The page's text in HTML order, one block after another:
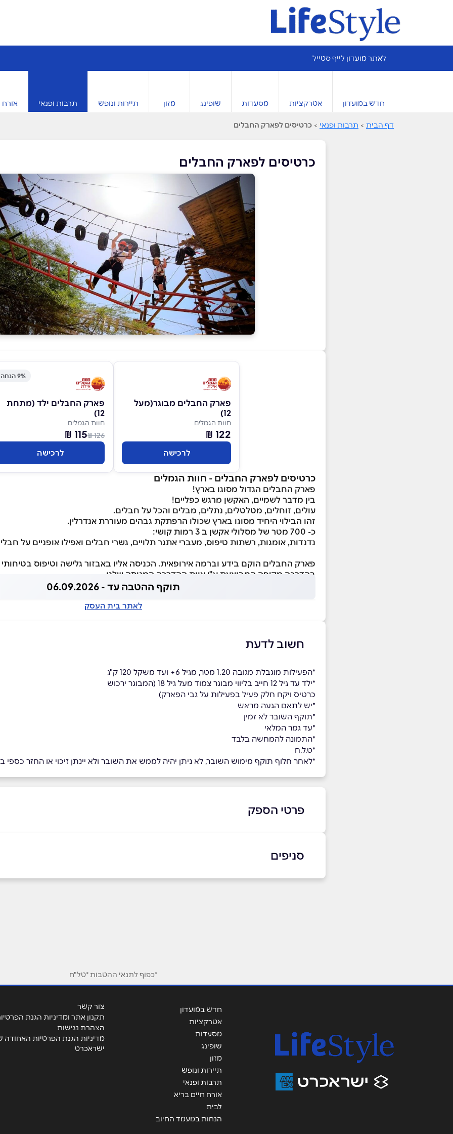
לאתר מועדון לייף סטייל
חדש במועדון אטרקציות מסעדות שופינג מזון תיירות ונופש תרבות ופנאי אורח
דף הבית > תרבות ופנאי > כרטיסים לפארק החבלים
כרטיסים לפארק החבלים
פארק החבלים מבוגר(מעל
12)
חוות הגמלים
122 ₪
לרכישה
9% הנחה
פארק החבלים ילד (מתחת
12)
חוות הגמלים
126 ₪
115 ₪
לרכישה
כרטיסים לפארק החבלים - חוות הגמלים
פארק החבלים הגדול מסוגו בארץ!
בין מדבר לשמיים, האקשן מרגש כפליים!
עולים, זוחלים, מטלטלים, נתלים, מבלים והכל על חבלים.
זהו הבילוי היחיד מסוגו בארץ שכולו הרפתקת גבהים מעוררת אנדרלין.
כ- 700 מטר של מסלולי אקשן ב 3 רמות קושי:
נדנדות, אומגות, רשתות טיפוס, מעברי אתגר תלויים, גשרי חבלים ואפילו אופניים על
פארק החבלים הוקם בידע וברמה אירופאית. הכניסה אליו באבזור גלישה וטיפוס בטיחותי
בהדרכה מקיפה המבוצעת ע"י צוות ההדרכה המנוסה שלנו.
תוקף ההטבה עד - 06.09.2026
לאתר בית העסק
חשוב לדעת
*הפעילות מוגבלת מגובה 1.20 מטר, מגיל 6+ ועד משקל 120 ק"ג
*ילד עד גיל 12 חייב בליווי מבוגר צמוד מעל גיל 18 (המבוגר ירכוש
כרטיס ויקח חלק פעיל בפעילות על גבי הפארק)
*יש לתאם הגעה מראש
*תוקף השובר לא זמין
*עד גמר המלאי
*התמונה להמחשה בלבד
*ט.ל.ח
*לאחר חלוף תוקף מימוש השובר, לא ניתן יהיה לממש את השובר ולא יינתן זיכוי או החזר כספי
פרטי הספק
באתר
סניפים
אילת
*כפוף לתנאי ההטבות *טל"ח
חדש במועדון
אטרקציות
מסעדות
שופינג
מזון
תיירות ונופש
תרבות ופנאי
אורח חיים בריא
לבית
הנחות במעמד החיוב
צור קשר
תקנון אתר ומדיניות הגנת
הצהרת נגישות
מדיניות הגנת הפרטיות האחודה
ישראכרט